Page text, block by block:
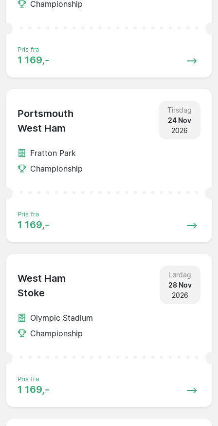
Championship
Pris fra
1 169,-
Portsmouth
West Ham
Tirsdag
24 Nov
2026
Fratton Park
Championship
Pris fra
1 169,-
West Ham
Stoke
Lørdag
28 Nov
2026
Olympic Stadium
Championship
Pris fra
1 169,-